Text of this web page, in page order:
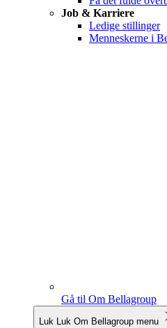
Job & Karriere
Ledige stillinger
Menneskerne i
Gå til Om Bellagroup
Luk Luk Om Bellagroup menu